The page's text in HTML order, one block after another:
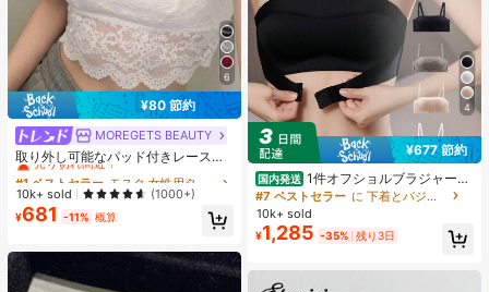
6
¥80 節約
MOREGETS BEAUTY
取り外し可能なパッド付きレースキ
ャミソール、多用途ノースリーブア
ンダーシャツ、女性向け、新学期、
クリスマス、春節、カジュアルホワ
イトサマー、シック&エレガント
#1 ベストセラー
モスク 女性用タンクトップ&キャミス
売り切れ間近！
#1 ベストセラー
売り切れ間近！
#1 ベストセラー
売り切れ間近！
#1 ベストセラー
10k+ sold (1000+)
¥681 -11% 概算
4
¥677 節約
国内発送 1件オフショルブラジャー、
小胸用アップチューブトップ、 オフ
ショルインナー 、脇高 谷間メイク下
着、A/Bカップノンワイヤーぶらジ
ャー
#7 ベストセラー
に 下着とパジャマ
10k+ sold
¥1,285 -35% 残り3日